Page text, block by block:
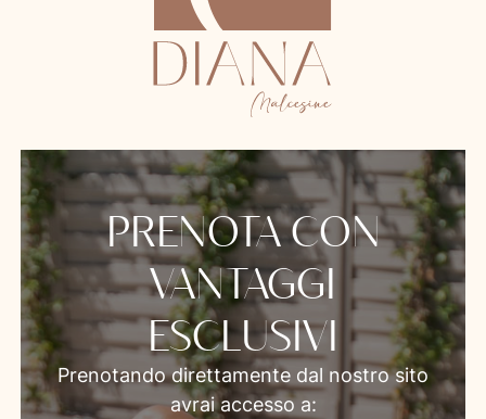
PRENOTA CON
VANTAGGI
ESCLUSIVI
Prenotando direttamente dal nostro sito
avrai accesso a: